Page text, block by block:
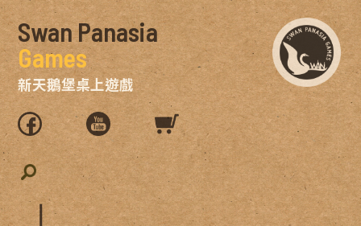
Swan Panasia
Games
新天鵝堡桌上遊戲